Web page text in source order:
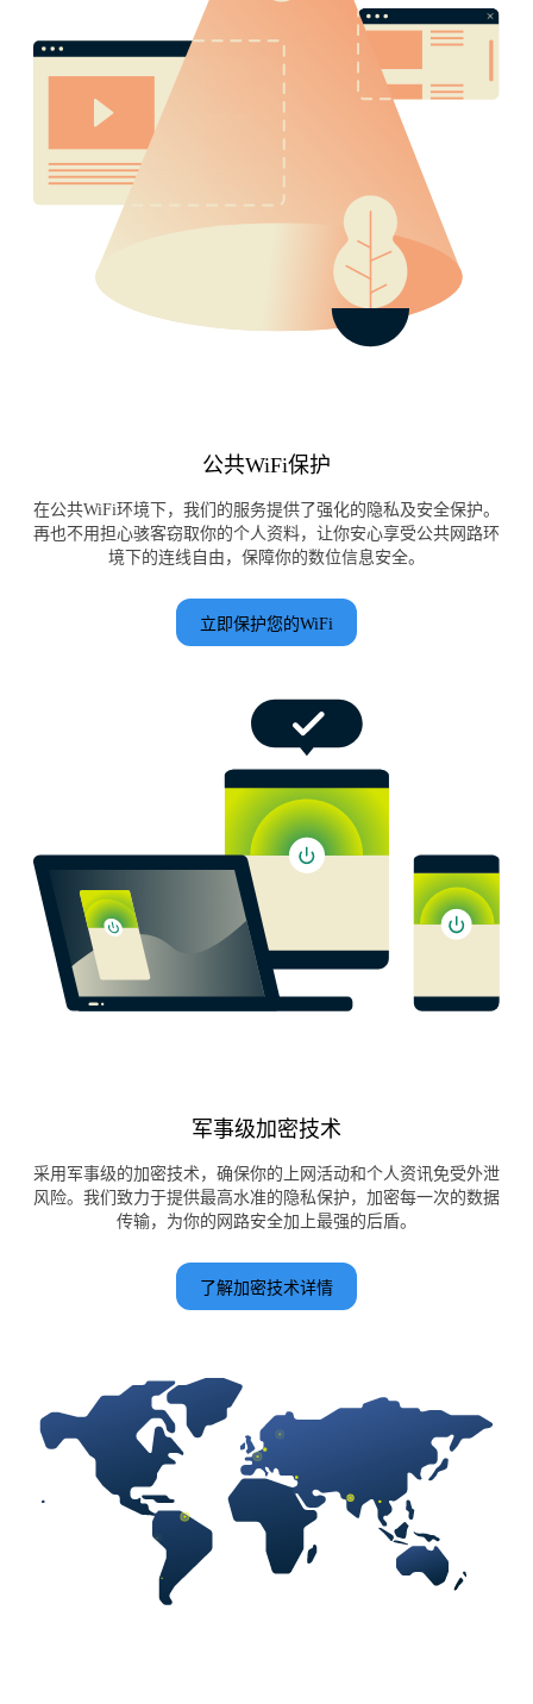
公共WiFi保护
在公共WiFi环境下，我们的服务提供了强化的隐私及安全保护。
再也不用担心骇客窃取你的个人资料，让你安心享受公共网路环
境下的连线自由，保障你的数位信息安全。
立即保护您的WiFi
军事级加密技术
采用军事级的加密技术，确保你的上网活动和个人资讯免受外泄
风险。我们致力于提供最高水准的隐私保护，加密每一次的数据
传输，为你的网路安全加上最强的后盾。
了解加密技术详情